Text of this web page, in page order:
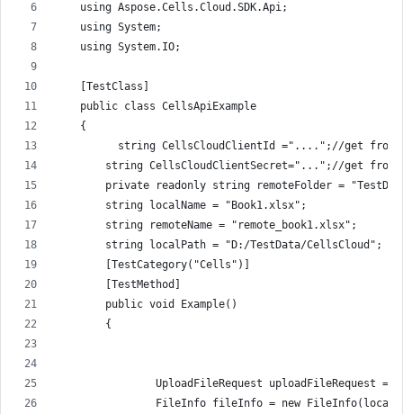
    using Aspose.Cells.Cloud.SDK.Api;
    using System;
    using System.IO;
    [TestClass]
    public class CellsApiExample
    {
string CellsCloudClientId ="....";//get
string CellsCloudClientSecret="...";//get
private readonly string remoteFolder =
        string localName = "Book1.xlsx";
        string remoteName = "remote_book1.xlsx";
        string localPath = "D:/TestData/CellsCloud";
        [TestCategory("Cells")]
        [TestMethod]
        public void Example()
        {
UploadFileRequest uploadFileRequest =
FileInfo fileInfo = new